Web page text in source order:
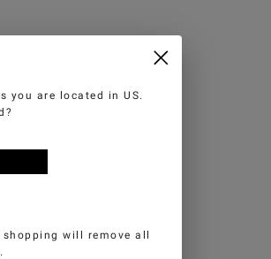
you are located in US.
will remove all